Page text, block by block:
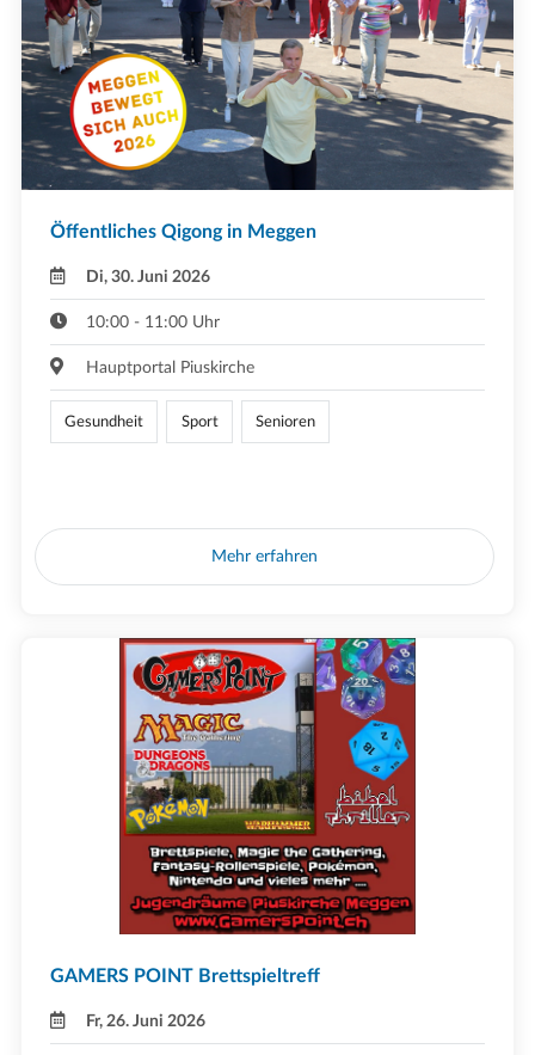
Öffentliches Qigong in Meggen
Di, 30. Juni 2026
10:00 - 11:00 Uhr
Hauptportal Piuskirche
Gesundheit Sport Senioren
Mehr erfahren
GAMERS POINT Brettspieltreff
Fr, 26. Juni 2026